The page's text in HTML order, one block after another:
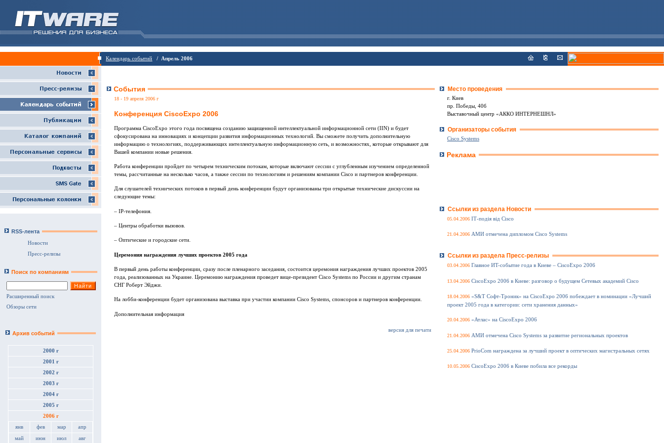
Календарь событий / Апрель 2006
RSS-лента
Новости
Пресс-релизы
Поиск по компаниям
Расширенный поиск
Обзоры сети
Архив событий
2000 г
2001 г
2002 г
2003 г
2004 г
2005 г
2006 г
янв
фев мар апр
май июн июл авг
События
18 - 19 апреля 2006 г
Конференция CiscoExpo 2006
Программа CiscoExpo этого года посвящена созданию защищенной интеллектуальной информационной сети (IIN) и будет
сфокусирована на инновациях и концепции развития информационных технологий. Вы сможете получить дополнительную
информацию о технологиях, поддерживающих интеллектуальную информационную сеть, и возможностях, которые открывают для
Вашей компании новые решения.
Работа конференции пройдет по четырем техническим потокам, которые включают сессии с углубленным изучением определенной
темы, рассчитанные на несколько часов, а также сессии по технологиям и решениям компании Cisco и партнеров конференции.
Для слушателей технических потоков в первый день конференции будут организованы три открытые технические дискуссии на
следующие темы:
– IP-телефония.
– Центры обработки вызовов.
– Оптические и городские сети.
Церемония награждения лучших проектов 2005 года
В первый день работы конференции, сразу после пленарного заседания, состоится церемония награждения лучших проектов 2005
года, реализованных на Украине. Церемонию награждения проведет вице-президент Cisco Systems по России и другим странам
СНГ Роберт Эйджи.
На лобби-конференции будет организована выставка при участии компании Cisco Systems, спонсоров и партнеров конференции.
Дополнительная информация
версия для печати
Место проведения
г. Киев
пр. Победы, 40б
Выставочный центр «АККО ИНТЕРНЕШНЛ»
Организаторы события
Cisco Systems
Реклама
Ссылки из раздела Новости
05.04.2006 ІТ-подія від Cisco
21.04.2006 АМИ отмечена дипломом Cisco Systems
Ссылки из раздела Пресс-релизы
03.04.2006 Главное ИT-событие года в Киеве – CiscoExpo 2006
13.04.2006 CiscoExpo 2006 в Киеве: разговор о будущем Сетевых академий Cisco
18.04.2006 «S&T Софт-Троник» на CiscoExpo 2006 побеждает в номинации «Лучший
проект 2005 года в категории: сети хранения данных»
20.04.2006 «Атлас» на CiscoExpo 2006
21.04.2006 АМИ отмечена Cisco Systems за развитие региональных проектов
25.04.2006 PrioCom награждена за лучший проект в оптических магистральных сетях
10.05.2006 CiscoExpo 2006 в Киеве побила все рекорды